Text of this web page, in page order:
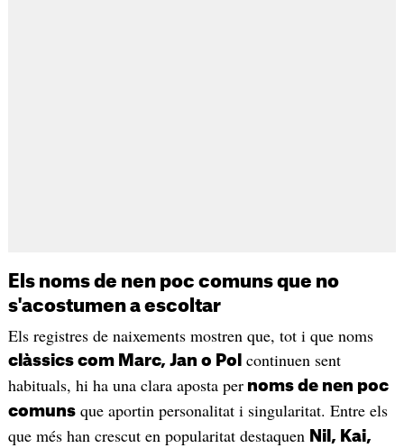
Els noms de nen poc comuns que no
s'acostumen a escoltar
Els registres de naixements mostren que, tot i que noms
clàssics com Marc, Jan o Pol continuen sent
habituals, hi ha una clara aposta pernoms de nen poc
comunsque aportin personalitat i singularitat. Entre els
que més han crescut en popularitat destaquen Nil, Kai,